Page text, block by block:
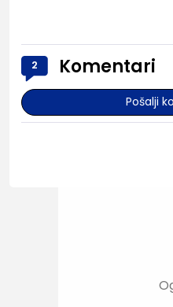
2 Komentari
Pošalji